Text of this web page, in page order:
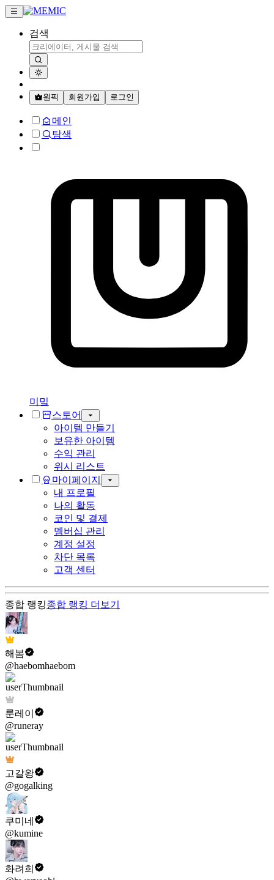
검색
원픽 회원가입 로그인
메인
탐색
미밐
스토어
아이템 만들기
보유한 아이템
수익 관리
위시 리스트
마이페이지
내 프로필
나의 활동
코인 및 결제
멤버십 관리
계정 설정
차단 목록
고객 센터
종합 랭킹종합 랭킹 더보기
해봄
@haebomhaebom
룬레이
@runeray
고갈왕
@gogalking
쿠미네
@kumine
화려희